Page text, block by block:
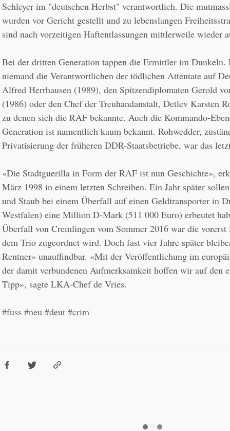
Schleyer im "deutschen Herbst" verantwortlich. Die
wurden vor Gericht gestellt und zu lebenslangen
sind nach vorzeitigen Haftentlassungen mittlerweile wieder
Bei der dritten Generation tappen die Ermittler im Dunkeln.
niemand die Verantwortlichen der tödlichen Attentate auf
Alfred Herrhausen (1989), den Spitzendiplomaten Gerold
(1986) oder den Chef der Treuhandanstalt, Detlev Karsten
zu denen sich die RAF bekannte. Auch die Kommando-
Generation ist namentlich kaum bekannt. Rohwedder,
Privatisierung der früheren DDR-Staatsbetriebe, war das
«Die Stadtguerilla in Form der RAF ist nun Geschichte»,
März 1998 in einem letzten Schreiben. Ein Jahr später
und Staub bei einem Überfall auf einen Geldtransporter in
Westfalen) eine Million D-Mark (511 000 Euro) erbeutet
Überfall von Cremlingen vom Sommer 2016 war die vorerst
dem Trio zugeordnet wird. Doch fast vier Jahre später
Rentner» unauffindbar. «Mit der Veröffentlichung im
der damit verbundenen Aufmerksamkeit hoffen wir auf den
Tipp», sagte LKA-Chef de Vries.
#fuss #neu #deut #crim